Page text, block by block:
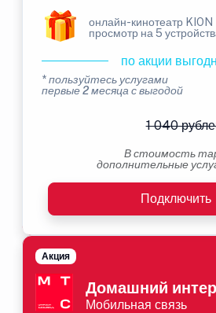
онлайн-кинотеатр KION
просмотр на 5
по акции
* пользуйтесь услугами
первые 2 месяца с выгодой
1 040
В стоимость
дополнительные
Подключить
Домашний
Мобильная связь
Акция